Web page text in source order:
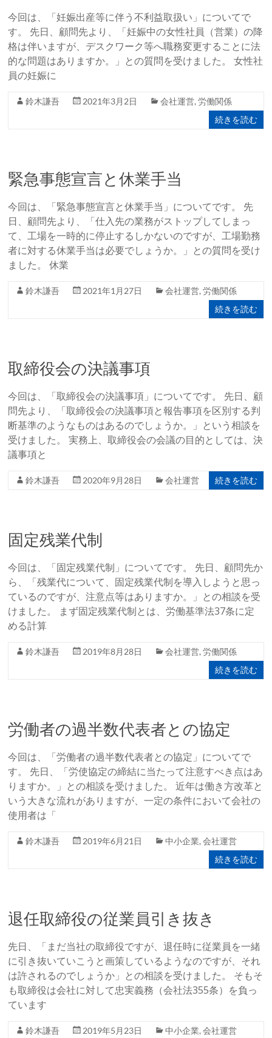
今回は、「妊娠出産等に伴う不利益取扱い」についてで
す。 先日、顧問先より、「妊娠中の女性社員（営業）の降
格は伴いますが、デスクワーク等へ職務変更することに法
的な問題はありますか。」との質問を受けました。 女性社
員の妊娠に
鈴木謙吾 2021年3月2日 会社運営,労働関係
続きを読む
緊急事態宣言と休業手当
今回は、「緊急事態宣言と休業手当」についてです。 先
日、顧問先より、「仕入先の業務がストップしてしまっ
て、工場を一時的に停止するしかないのですが、工場勤務
者に対する休業手当は必要でしょうか。」との質問を受け
ました。 休業
鈴木謙吾 2021年1月27日 会社運営,労働関係
続きを読む
取締役会の決議事項
今回は、「取締役会の決議事項」についてです。 先日、顧
問先より、「取締役会の決議事項と報告事項を区別する判
断基準のようなものはあるのでしょうか。」という相談を
受けました。 実務上、取締役会の会議の目的としては、決
議事項と
鈴木謙吾 2020年9月28日 会社運営 続きを読む
固定残業代制
今回は、「固定残業代制」についてです。 先日、顧問先か
ら、「残業代について、固定残業代制を導入しようと思っ
ているのですが、注意点等はありますか。」との相談を受
けました。 まず固定残業代制とは、労働基準法37条に定
める計算
鈴木謙吾 2019年8月28日 会社運営,労働関係
続きを読む
労働者の過半数代表者との協定
今回は、「労働者の過半数代表者との協定」についてで
す。 先日、「労使協定の締結に当たって注意すべき点はあ
りますか。」との相談を受けました。 近年は働き方改革と
いう大きな流れがありますが、一定の条件において会社の
使用者は「
鈴木謙吾 2019年6月21日 中小企業,会社運営
続きを読む
退任取締役の従業員引き抜き
先日、「まだ当社の取締役ですが、退任時に従業員を一緒
に引き抜いていこうと画策しているようなのですが、それ
は許されるのでしょうか」との相談を受けました。 そもそ
も取締役は会社に対して忠実義務（会社法355条）を負っ
ています
鈴木謙吾 2019年5月23日 中小企業,会社運営